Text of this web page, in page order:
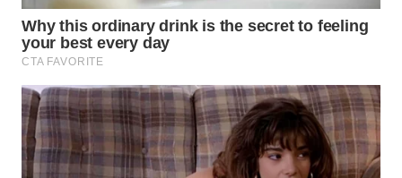
WN
KUNINGAN
MAJALENGKA
WN
SUBANG